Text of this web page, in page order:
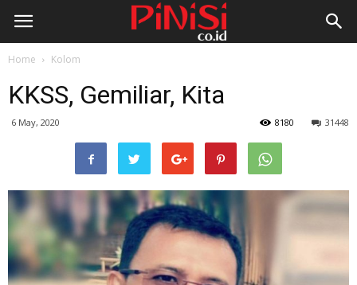
Home Kolom
KKSS, Gemiliar, Kita
6 May, 2020 31448
8180